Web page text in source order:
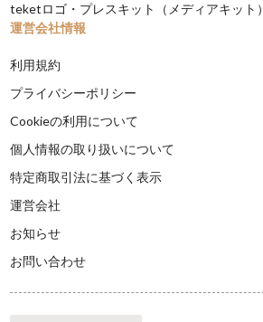
teketロゴ・プレスキット（メディアキット）
運営会社情報
利用規約
プライバシーポリシー
Cookieの利用について
個人情報の取り扱いについて
特定商取引法に基づく表示
運営会社
お知らせ
お問い合わせ